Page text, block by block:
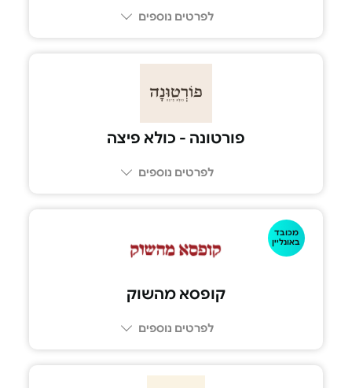
לפרטים נוספים
פורטונה - כולא פיצה
לפרטים נוספים
מכובד
באונליין
קופסא מהשוק
לפרטים נוספים